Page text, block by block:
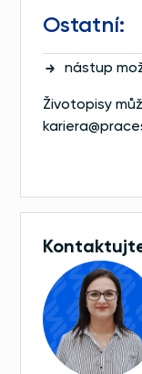
Ostatní:
nástup
Životopisy